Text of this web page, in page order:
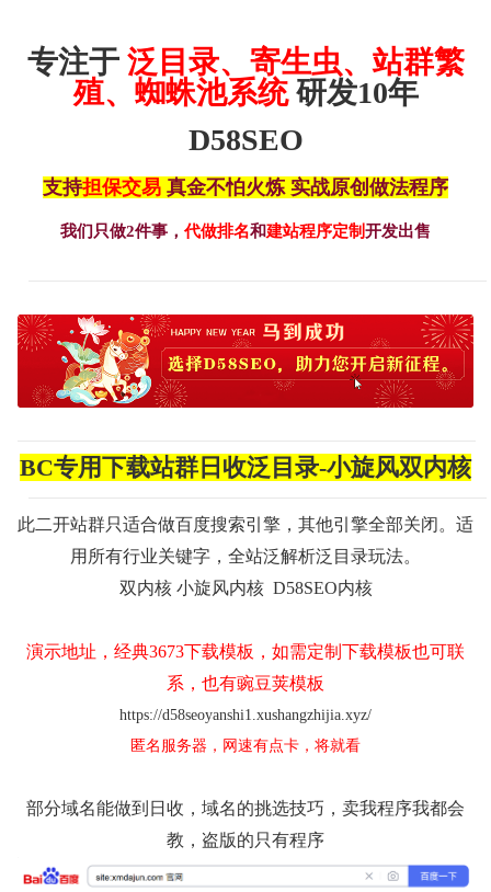
专注于 泛目录、寄生虫、站群繁
殖、蜘蛛池系统 研发10年
D58SEO
支持担保交易 真金不怕火炼 实战原创做法程序
我们只做2件事， 代做排名和建站程序定制开发出售
BC专用下载站群日收泛目录-小旋风双内核
此二开站群只适合做百度搜索引擎，其他引擎全部关闭。适
用所有行业关键字，全站泛解析泛目录玩法。
双内核 小旋风内核 D58SEO内核
演示地址，经典3673下载模板，如需定制下载模板也可联
系，也有豌豆荚模板
https://d58seoyanshi1.xushangzhijia.xyz/
匿名服务器，网速有点卡，将就看
部分域名能做到日收，域名的挑选技巧，卖我程序我都会
教，盗版的只有程序